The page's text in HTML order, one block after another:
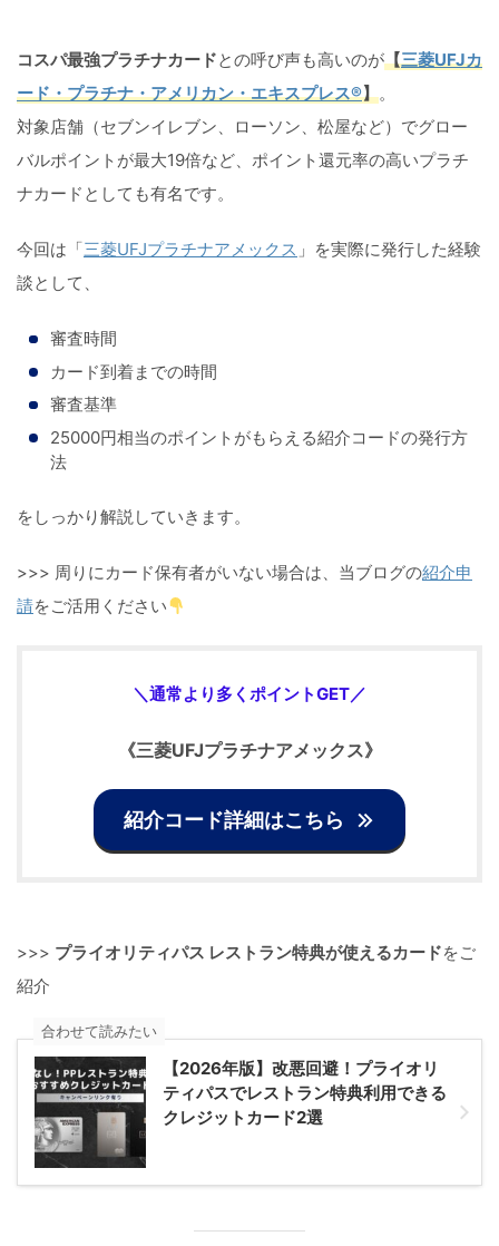
コスパ最強プラチナカードとの呼び声も高いのが【三菱UFJカ
ード・プラチナ・アメリカン・エキスプレス®】。
対象店舗（セブンイレブン、ローソン、松屋など）でグロー
バルポイントが最大19倍など、ポイント還元率の高いプラチ
ナカードとしても有名です。
今回は「三菱UFJプラチナアメックス 」を実際に発行した経験
談として、
審査時間
カード到着までの時間
審査基準
25000円相当のポイントがもらえる紹介コードの発行方
法
をしっかり解説していきます。
>>> 周りにカード保有者がいない場合は、当ブログの紹介申
請をご活用ください
＼通常より多くポイントGET／
《三菱UFJプラチナアメックス》
紹介コード詳細はこちら
>>> プライオリティパス レストラン特典が使えるカードをご
紹介
【2026年版】改悪回避！プライオリ
ティパスでレストラン特典利用できる
クレジットカード2選
合わせて読みたい